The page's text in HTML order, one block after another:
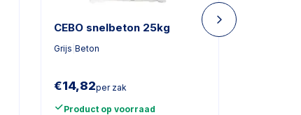
CEBO snelbeton 25kg
Grijs Beton
€14,82per zak
Product op voorraad